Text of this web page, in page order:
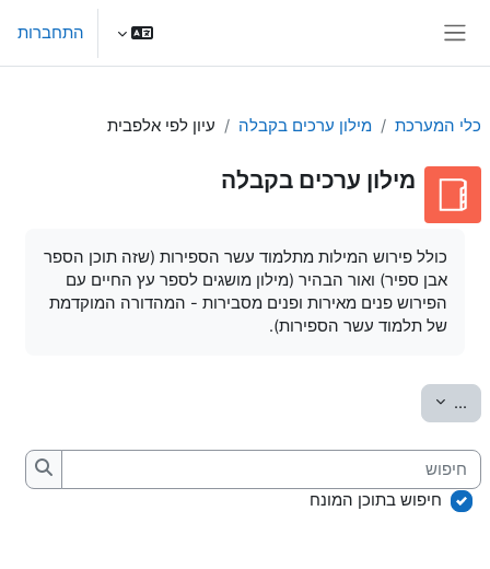
התחברות
כלי המערכת מילון ערכים בקבלה עיון לפי אלפבית
מילון ערכים בקבלה
כולל פירוש המילות מתלמוד עשר הספירות (שזה תוכן הספר
אבן ספיר) ואור הבהיר (מילון מושגים לספר עץ החיים עם
הפירוש פנים מאירות ופנים מסבירות - המהדורה המוקדמת
של תלמוד עשר הספירות).
... יצוא מונחים
חיפוש
חיפוש
חיפוש בתוכן המונח